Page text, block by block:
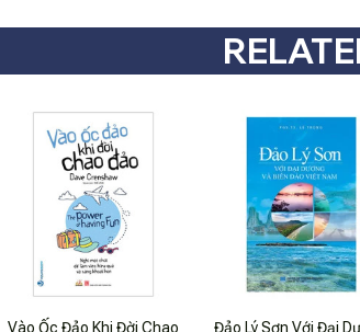
Vào Ốc Đảo Khi Đời Chao
Đảo Lý Sơn Với Đại